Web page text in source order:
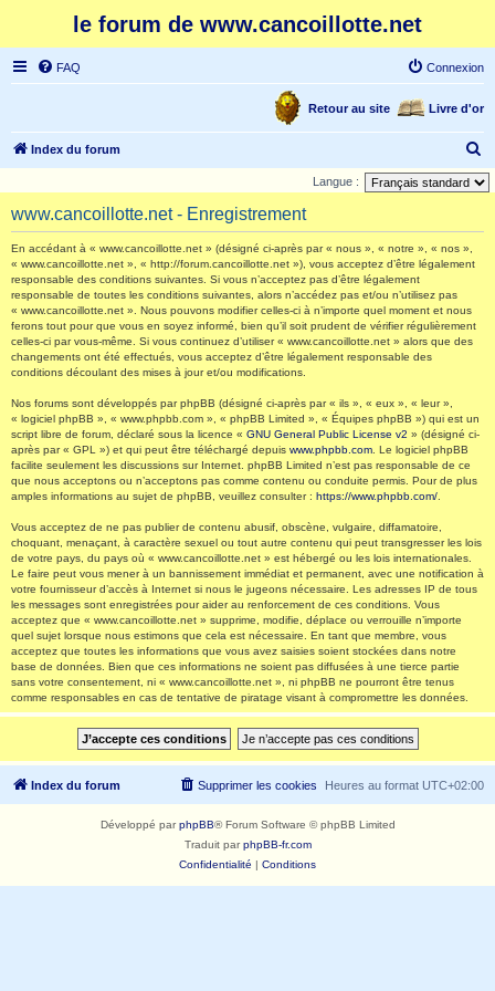
le forum de www.cancoillotte.net
FAQ Connexion
Livre d'or
Retour au site
Index du forum
e
Langue :
www.cancoillotte.net - Enregistrement
En accédant à « www.cancoillotte.net » (désigné ci-après par « nous », « notre », « nos »,
« www.cancoillotte.net », « http://forum.cancoillotte.net »), vous acceptez d’être légalement
responsable des conditions suivantes. Si vous n’acceptez pas d’être légalement
responsable de toutes les conditions suivantes, alors n’accédez pas et/ou n’utilisez pas
« www.cancoillotte.net ». Nous pouvons modifier celles-ci à n’importe quel moment et nous
ferons tout pour que vous en soyez informé, bien qu’il soit prudent de vérifier régulièrement
celles-ci par vous-même. Si vous continuez d’utiliser « www.cancoillotte.net » alors que des
changements ont été effectués, vous acceptez d’être légalement responsable des
conditions découlant des mises à jour et/ou modifications.
Nos forums sont développés par phpBB (désigné ci-après par « ils », « eux », « leur »,
« logiciel phpBB », « www.phpbb.com », « phpBB Limited », « Équipes phpBB ») qui est un
script libre de forum, déclaré sous la licence « GNU General Public License v2 » (désigné ci-
après par « GPL ») et qui peut être téléchargé depuis www.phpbb.com . Le logiciel phpBB
facilite seulement les discussions sur Internet. phpBB Limited n’est pas responsable de ce
que nous acceptons ou n’acceptons pas comme contenu ou conduite permis. Pour de plus
amples informations au sujet de phpBB, veuillez consulter : https://www.phpbb.com/
Vous acceptez de ne pas publier de contenu abusif, obscène, vulgaire, diffamatoire,
choquant, menaçant, à caractère sexuel ou tout autre contenu qui peut transgresser les lois
de votre pays, du pays où « www.cancoillotte.net » est hébergé ou les lois internationales.
Le faire peut vous mener à un bannissement immédiat et permanent, avec une notification à
votre fournisseur d’accès à Internet si nous le jugeons nécessaire. Les adresses IP de tous
les messages sont enregistrées pour aider au renforcement de ces conditions. Vous
acceptez que « www.cancoillotte.net » supprime, modifie, déplace ou verrouille n’importe
quel sujet lorsque nous estimons que cela est nécessaire. En tant que membre, vous
acceptez que toutes les informations que vous avez saisies soient stockées dans notre
base de données. Bien que ces informations ne soient pas diffusées à une tierce partie
sans votre consentement, ni « www.cancoillotte.net », ni phpBB ne pourront être tenus
comme responsables en cas de tentative de piratage visant à compromettre les données.
Index du forum Heures au format UTC+02:00
Supprimer les cookies
Développé parphpBB® Forum Software © phpBB Limited
Traduit parphpBB-fr.com
Confidentialité | Conditions